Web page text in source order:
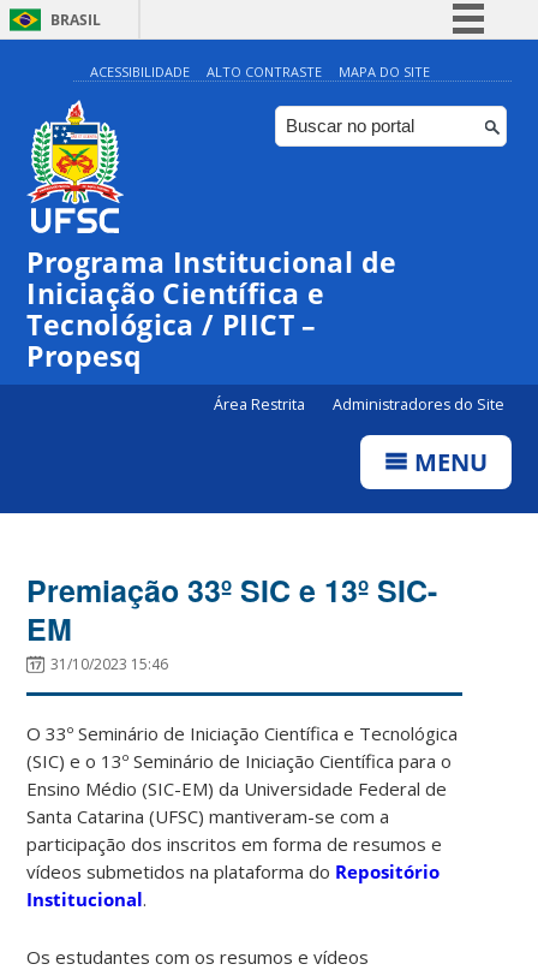
BRASIL
Simplifique!
Comunica BR
Participe
Canais
ACESSIBILIDADE ALTO CONTRASTE MAPA DO SITE
Programa Institucional de
Iniciação Científica e
Tecnológica / PIICT –
Propesq
Área Restrita Administradores do Site
MENU
Premiação 33º SIC e 13º SIC-
EM
31/10/2023 15:46
O 33º Seminário de Iniciação Científica e Tecnológica
(SIC) e o 13º Seminário de Iniciação Científica para o
Ensino Médio (SIC-EM) da Universidade Federal de
Santa Catarina (UFSC) mantiveram-se com a
participação dos inscritos em forma de resumos e
vídeos submetidos na plataforma do Repositório
Institucional.
Os estudantes com os resumos e vídeos